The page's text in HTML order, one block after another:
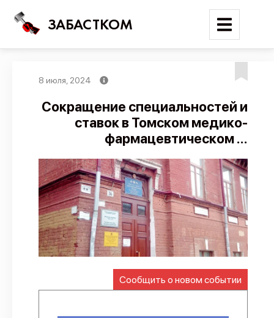
ЗАБАСТКОМ
Поиск
Новости
Карта событий
Трудовые конфликты
Отчеты
Предложить публикацию
Справочник
API
О проекте
8 июля, 2024
Сокращение специальностей и
ставок в Томском медико-
фармацевтическом ...
Сообщить о новом событии